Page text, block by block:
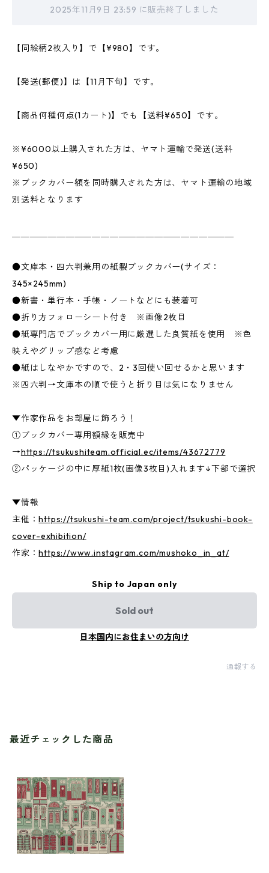
2025年11月9日 23:59 に販売終了しました
【同絵柄2枚入り】で【¥980】です。
【発送(郵便)】は【11月下旬】です。
【商品何種何点(1カート)】でも【送料¥650】です。
※¥6000以上購入された方は、ヤマト運輸で発送(送料
¥650)
※ブックカバー額を同時購入された方は、ヤマト運輸の地域
別送料となります
●文庫本・四六判兼用の紙製ブックカバー(サイズ：
345×245mm)
●新書・単行本・手帳・ノートなどにも装着可
●折り方フォローシート付き ※画像2枚目
●紙専門店でブックカバー用に厳選した良質紙を使用 ※色
映えやグリップ感など考慮
●紙はしなやかですので、2・3回使い回せるかと思います
※四六判→文庫本の順で使うと折り目は気になりません
▼作家作品をお部屋に飾ろう！
①ブックカバー専用額縁を販売中
→https://tsukushiteam.official.ec/items/43672779
②パッケージの中に厚紙1枚(画像3枚目)入れます↓下部で選択
▼情報
主催：https://tsukushi-team.com/project/tsukushi-book-
cover-exhibition/
作家：https://www.instagram.com/mushoko_in_at/
Ship to Japan only
Sold out
日本国内にお住まいの方向け
通報する
最近チェックした商品